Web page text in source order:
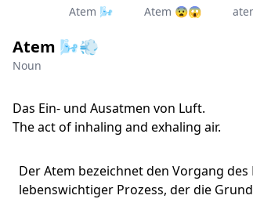
Atem 🌬️ Atem 😨😱
Atem 🌬️💨
Noun
Das Ein- und Ausatmen von Luft.
The act of inhaling and exhaling air.
Der Atem bezeichnet den Vorgang
lebenswichtiger Prozess, der die